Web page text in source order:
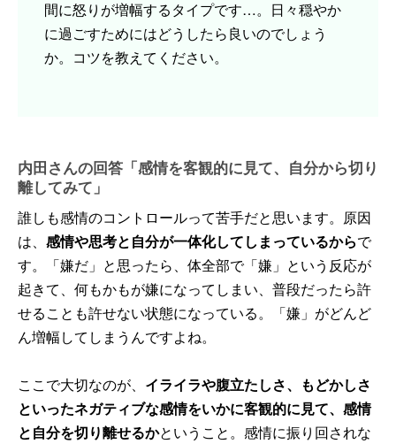
間に怒りが増幅するタイプです…。日々穏やか
に過ごすためにはどうしたら良いのでしょう
か。コツを教えてください。
内田さんの回答「感情を客観的に見て、自分から切り
離してみて」
誰しも感情のコントロールって苦手だと思います。原因
は、 感情や思考と自分が一体化してしまっているからで
す。「嫌だ」と思ったら、体全部で「嫌」という反応が
起きて、何もかもが嫌になってしまい、普段だったら許
せることも許せない状態になっている。「嫌」がどんど
ん増幅してしまうんですよね。
ここで大切なのが、 イライラや腹立たしさ、もどかしさ
といったネガティブな感情をいかに客観的に見て、感情
と自分を切り離せるかということ。感情に振り回されな